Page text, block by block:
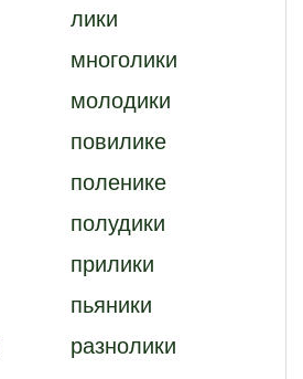
лики
многолики
молодики
повилике
поленике
полудики
прилики
пьяники
разнолики